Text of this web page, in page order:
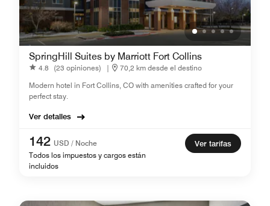
SpringHill Suites by Marriott Fort Collins
4.8 (23 opiniones) |
70,2 km desde el destino
Modern hotel in Fort Collins, CO with amenities crafted for your
perfect stay.
Ver detalles
142 USD / Noche
Todos los impuestos y cargos están
incluidos
Ver tarifas